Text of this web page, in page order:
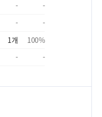
-
-
-
-
1개 100%
- -